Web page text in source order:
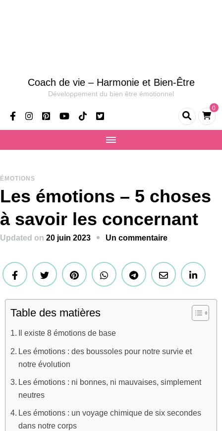
Coach de vie – Harmonie et Bien-Être
Développement du bien être émotionnel
0
ÉMOTIONS
Les émotions – 5 choses
à savoir les concernant
Updated on 20 juin 2023 Un commentaire
Table des matières
Il existe 8 émotions de base
Les émotions : des boussoles pour notre survie et
notre évolution
Les émotions : ni bonnes, ni mauvaises, simplement
neutres
Les émotions : un voyage chimique de six secondes
dans notre corps